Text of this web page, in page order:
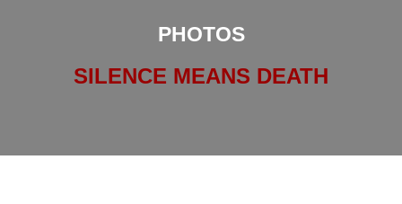
PHOTOS
SILENCE MEANS DEATH